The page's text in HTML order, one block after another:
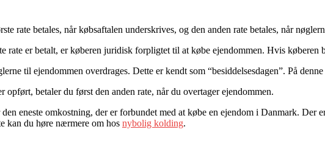
rate betales, når købsaftalen underskrives, og den anden rate betales, når
rate er betalt, er køberen juridisk forpligtet til at købe ejendommen. Hvis
til ejendommen overdrages. Dette er kendt som “besiddelsesdagen”. På
betaler du først den anden rate, når du overtager ejendommen.
eneste omkostning, der er forbundet med at købe en ejendom i Danmark. Der
kan du høre nærmere om hos nybolig kolding.